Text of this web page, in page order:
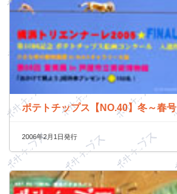
ポテトチップス【NO.40】冬～春号
2006年2月1日発行